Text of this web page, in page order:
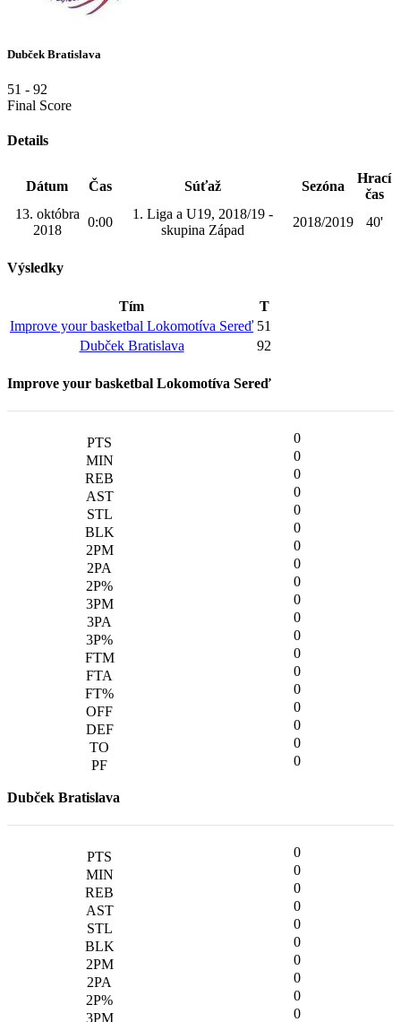
Dubček Bratislava
51 - 92
Final Score
Details
Dátum Čas Súťaž Sezóna
Hrací
čas
13. októbra
2018
0:00
1. Liga a U19, 2018/19 -
skupina Západ
2018/2019 40'
Výsledky
Tím
T
Improve your basketbal Lokomotíva Sereď 51
Dubček Bratislava
92
Improve your basketbal Lokomotíva Sereď
0
0
0
0
0
0
0
0
0
0
0
0
0
0
0
0
0
0
0
Dubček Bratislava
0
0
0
0
0
0
0
0
0
0